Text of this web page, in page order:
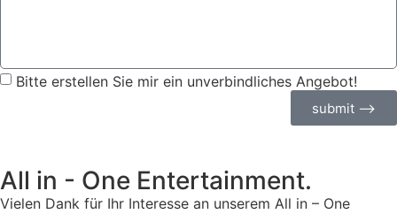
Bitte erstellen Sie mir ein unverbindliches Angebot!
submit ⟶
All in - One Entertainment.
Vielen Dank für Ihr Interesse an unserem All in – One